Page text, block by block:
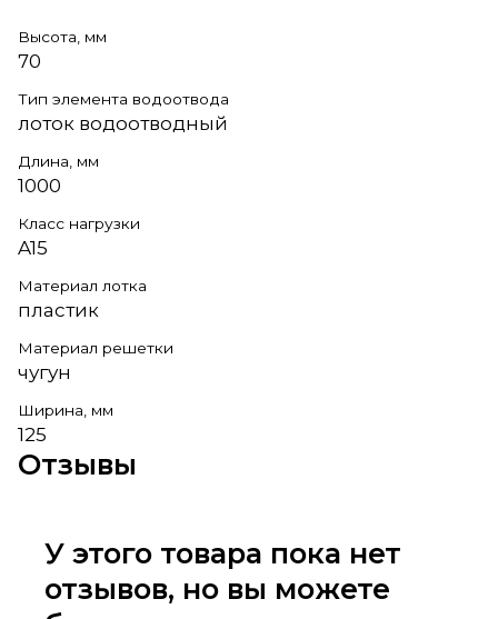
Высота, мм
70
Тип элемента водоотвода
лоток водоотводный
Длина, мм
1000
Класс нагрузки
A15
Материал лотка
пластик
Материал решетки
чугун
Ширина, мм
125
Отзывы
У этого товара пока нет
отзывов, но вы можете